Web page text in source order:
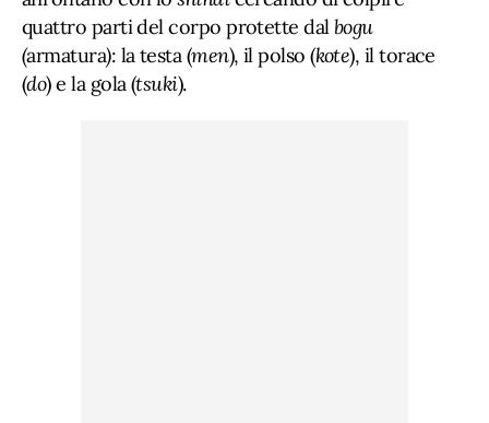
quattro parti del corpo protette dalbogu
(armatura): la testa (men), il polso (kote), il torace
(do) e la gola (tsuki).